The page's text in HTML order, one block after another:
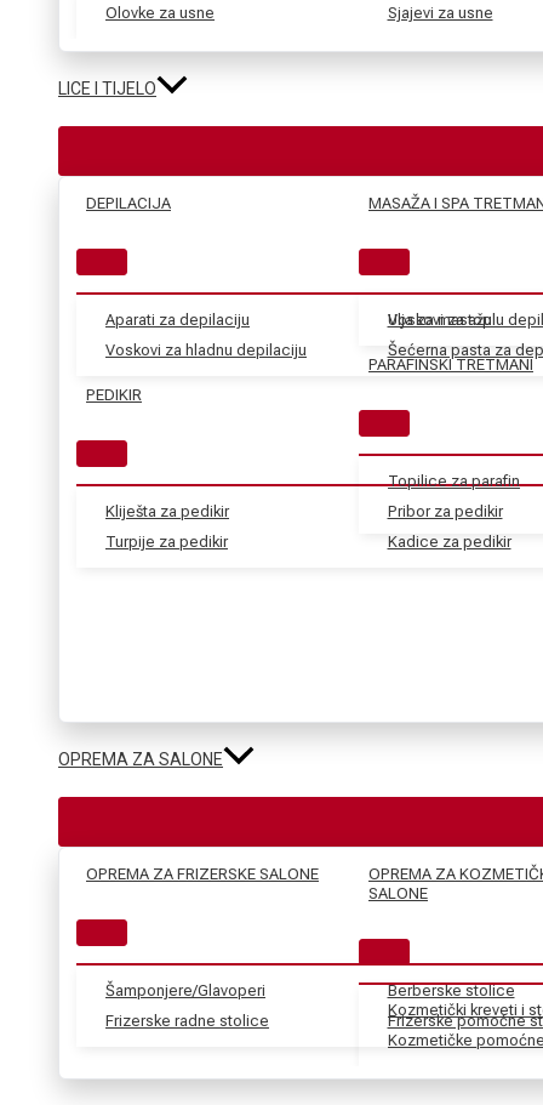
Olovke za usne Sjajevi za usne
LICE I TIJELO
DEPILACIJA
Aparati za depilaciju
Voskovi za hladnu depilaciju
Voskovi za toplu
Šećerna pasta za
PEDIKIR
Kliješta za pedikir
Turpije za pedikir
Pribor za pedikir
Kadice za pedikir
MASAŽA I SPA
Ulja za masažu
PARAFINSKI TRETMANI
Topilice za parafin
OPREMA ZA SALONE
OPREMA ZA FRIZERSKE SALONE
Šamponjere/Glavoperi
Frizerske radne stolice
Berberske stolice
Frizerske pomoćne
OPREMA ZA
SALONE
Kozmetički kreveti i
Kozmetičke